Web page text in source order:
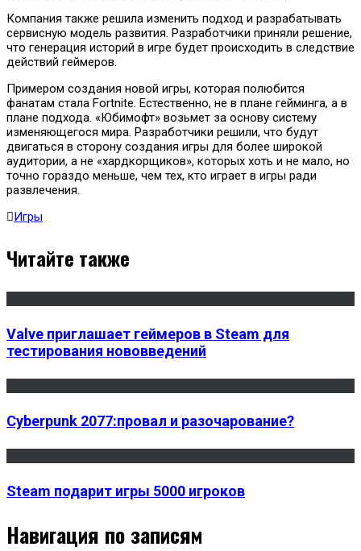
Компания также решила изменить подход и разрабатывать
сервисную модель развития. Разработчики приняли решение,
что генерация историй в игре будет происходить в следствие
действий геймеров.
Примером создания новой игры, которая полюбится
фанатам стала Fortnite. Естественно, не в плане гейминга, а в
плане подхода. «Юбимофт» возьмет за основу систему
изменяющегося мира. Разработчики решили, что будут
двигаться в сторону создания игры для более широкой
аудитории, а не «хардкорщиков», которых хоть и не мало, но
точно гораздо меньше, чем тех, кто играет в игры ради
развлечения.
Игры
Читайте также
Valve приглашает геймеров в Steam для
тестирования нововведений
Cyberpunk 2077:провал и разочарование?
Steam подарит игры 5000 игроков
Навигация по записям